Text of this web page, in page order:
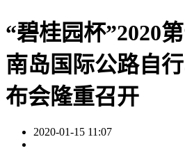
“碧桂园杯”2020
南岛国际公路自
布会隆重召开
2020-01-15 11:07